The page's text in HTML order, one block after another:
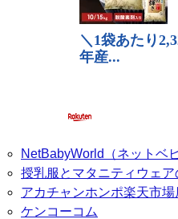
NetBabyWorld（ネットベ
授乳服とマタニティウェ
アカチャンホンポ楽天市場
ケンコーコム